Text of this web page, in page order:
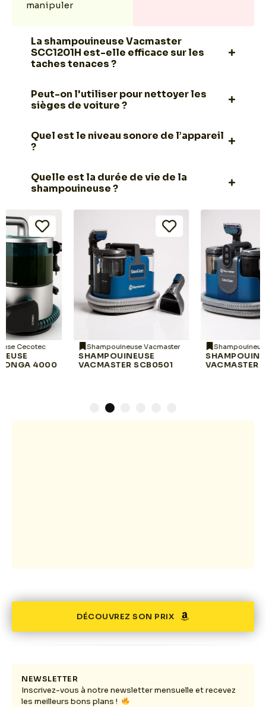
manipuler
La shampouineuse Vacmaster
SCC1201H est-elle efficace sur les
taches tenaces ?
Peut-on l'utiliser pour nettoyer les
sièges de voiture ?
Quel est le niveau sonore de l’appareil
?
Quelle est la durée de vie de la
shampouineuse ?
Shampouineuse Vacmaster
SHAMPOUINEUSE
VACMASTER SCB0501
Shampouineuse Vacmaster
SHAMPOUINEUSE
VACMASTER DSCB2401
4
DÉCOUVREZ SON PRIX
NEWSLETTER
Inscrivez-vous à notre newsletter mensuelle et recevez
les meilleurs bons plans !